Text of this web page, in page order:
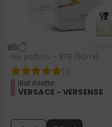
Női parfüm – 878 (50ml)
(1)
Illat ihlette:
VERSACE - VERSENSE